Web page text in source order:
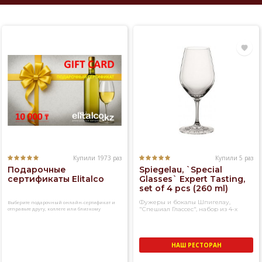
Купили 1973 раз
Подарочные
сертификаты Elitalco
Выберите подарочный онлайн-сертификат и
отправьте другу, коллеге или близкому
Купили 5 раз
Spiegelau, `Special
Glasses` Expert Tasting,
set of 4 pcs (260 ml)
Фужеры и бокалы Шпигелау,
"Спешиал Глассес", набор из 4-х
НАШ РЕСТОРАН